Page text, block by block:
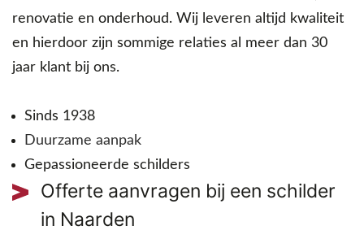
renovatie en onderhoud. Wij leveren altijd kwaliteit
en hierdoor zijn sommige relaties al meer dan 30
jaar klant bij ons.
Sinds 1938
Duurzame aanpak
Gepassioneerde schilders
Offerte aanvragen bij een schilder
in Naarden